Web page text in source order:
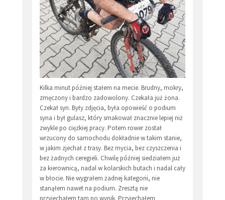
Kilka minut później stałem na mecie. Brudny, mokry,
zmęczony i bardzo zadowolony. Czekała już żona.
Czekał syn. Były zdjęcia, była opowieść o podium
syna i był gulasz, który smakował znacznie lepiej niż
zwykle po cięzkiej pracy. Potem rower został
wrzucony do samochodu dokładnie w takim stanie,
w jakim zjechał z trasy. Bez mycia, bez czyszczenia i
bez żadnych ceregieli. Chwilę później siedziałem już
za kierownicą, nadal w kolarskich butach i nadal cały
w błocie. Nie wygrałem żadnej kategorii, nie
stanąłem nawet na podium. Zresztą nie
przyjechałem tam po wynik. Przyjechałem